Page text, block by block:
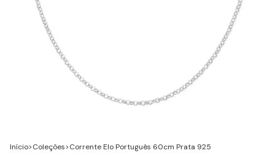
Início>Coleções>Corrente Elo Português 60cm Prata 925